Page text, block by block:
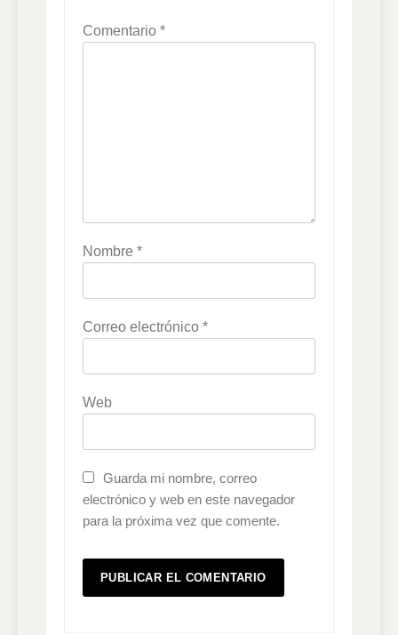
Comentario *
Nombre *
Correo electrónico *
Web
Guarda mi nombre, correo
electrónico y web en este navegador
para la próxima vez que comente.